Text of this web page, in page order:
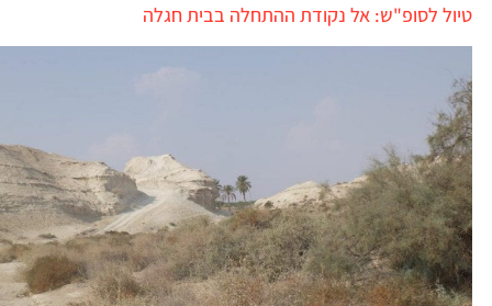
טיול לסופ"ש: אל נקודת ההתחלה בבית חגלה